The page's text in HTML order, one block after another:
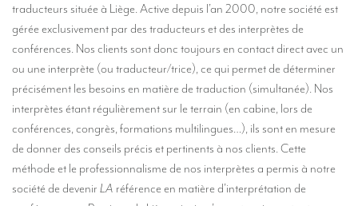
Des traducteurs pour la presse, le lifestyle et la communication
Des traducteurs pour la gastronomie et l’oenologie
Combien coûte une traduction ?
MATÉRIEL
Matériel d’interprétation : présentation générale
Cabines d’interprétation de conférences
traducteurs située à Liège. Active depuis l’an 2000, notre société est
gérée exclusivement par des traducteurs et des interprètes de
conférences. Nos clients sont donc toujours en contact direct avec un
ou une interprète (ou traducteur/trice), ce qui permet de déterminer
précisément les besoins en matière de traduction (simultanée). Nos
interprètes étant régulièrement sur le terrain (en cabine, lors de
conférences, congrès, formations multilingues…), ils sont en mesure
de donner des conseils précis et pertinents à nos clients. Cette
méthode et le professionnalisme de nos interprètes a permis à notre
société de devenir LA référence en matière d’interprétation de